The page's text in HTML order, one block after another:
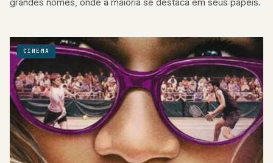
grandes nomes, onde a maioria se destaca em seus papéis.
CINEMA